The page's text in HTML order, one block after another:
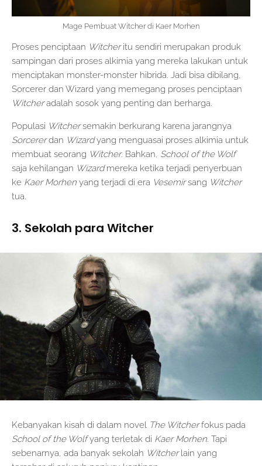
Mage Pembuat Witcher di Kaer Morhen
Proses penciptaan Witcheritu sendiri merupakan produk
sampingan dari proses alkimia yang mereka lakukan untuk
menciptakan monster-monster hibrida. Jadi bisa dibilang,
Sorcerer dan Wizard yang memegang proses penciptaan
Witcheradalah sosok yang penting dan berharga.
Populasi Witchersemakin berkurang karena jarangnya
Sorcererdan Wizardyang menguasai proses alkimia untuk
membuat seorang Witcher. Bahkan, School of the Wolf
saja kehilangan Wizardmereka ketika terjadi penyerbuan
ke Kaer Morhen yang terjadi di era Vesemirsang Witcher
tua.
3. Sekolah para Witcher
Kebanyakan kisah di dalam novel The Witcherfokus pada
School of the Wolfyang terletak di Kaer Morhen. Tapi
sebenarnya, ada banyak sekolah Witcherlain yang